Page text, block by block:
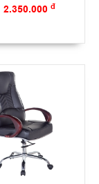
2.350.000 đ